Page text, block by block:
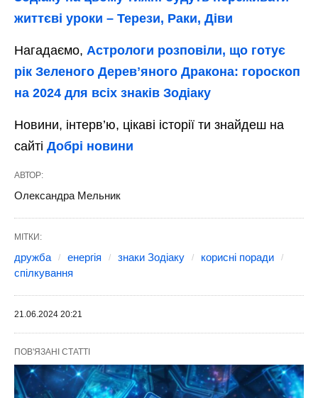
життєві уроки – Терези, Раки, Діви
Нагадаємо, Астрологи розповіли, що готує
рік Зеленого Деревʼяного Дракона: гороскоп
на 2024 для всіх знаків Зодіаку
Новини, інтерв’ю, цікаві історії ти знайдеш на
сайті Добрі новини
АВТОР:
Олександра Мельник
МІТКИ:
дружба енергія знаки Зодіаку
корисні поради
спілкування
21.06.2024 20:21
ПОВ'ЯЗАНІ СТАТТІ